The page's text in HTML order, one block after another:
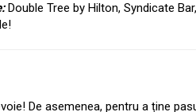
Double Tree by Hilton, Syndicate
De asemenea, pentru a ține